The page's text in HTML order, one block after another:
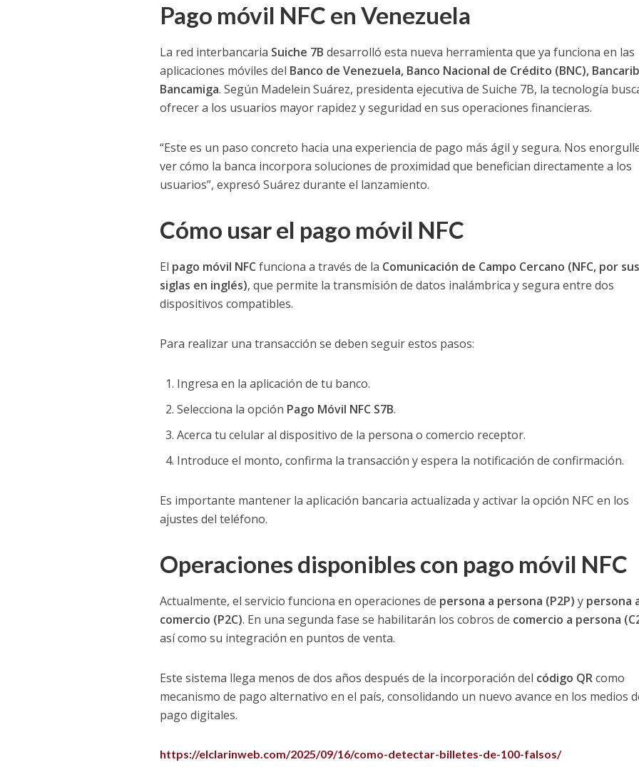
Pago móvil NFC en Venezuela
La red interbancaria Suiche 7B desarrolló esta nueva herramienta que ya funciona en las
aplicaciones móviles del Banco de Venezuela, Banco Nacional de Crédito (BNC),
Bancamiga. Según Madelein Suárez, presidenta ejecutiva de Suiche 7B, la tecnología
ofrecer a los usuarios mayor rapidez y seguridad en sus operaciones financieras.
“Este es un paso concreto hacia una experiencia de pago más ágil y segura. Nos
ver cómo la banca incorpora soluciones de proximidad que benefician directamente a los
usuarios”, expresó Suárez durante el lanzamiento.
Cómo usar el pago móvil NFC
El pago móvil NFCfunciona a través de la Comunicación de Campo Cercano (NFC, por sus
siglas en inglés), que permite la transmisión de datos inalámbrica y segura entre dos
dispositivos compatibles.
Para realizar una transacción se deben seguir estos pasos:
Ingresa en la aplicación de tu banco.
Selecciona la opción Pago Móvil NFC S7B.
Acerca tu celular al dispositivo de la persona o comercio receptor.
Introduce el monto, confirma la transacción y espera la notificación de confirmación.
Es importante mantener la aplicación bancaria actualizada y activar la opción NFC en los
ajustes del teléfono.
Operaciones disponibles con pago móvil NFC
Actualmente, el servicio funciona en operaciones de persona a persona (P2P) y persona
comercio (P2C). En una segunda fase se habilitarán los cobros de comercio a persona
así como su integración en puntos de venta.
Este sistema llega menos de dos años después de la incorporación del código QRcomo
mecanismo de pago alternativo en el país, consolidando un nuevo avance en los medios
pago digitales.
https://elclarinweb.com/2025/09/16/como-detectar-billetes-de-100-falsos/